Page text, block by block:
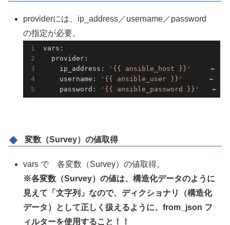
providerには、ip_address／username／password
の指定が必要。
vars:
  provider:
    ip_address:
'{{ ansible_host }}'
←　イン
    username:
'{{ ansible_user }}'
←　認証
    password:
'{{ ansible_password }}' ←　認
変数（Survey）の値取得
vars で 各変数（Survey）の値取得。
※各変数（Survey）の値は、構造化データのように
見えて「文字列」なので、ディクショナリ（構造化
データ）として正しく扱えるように、from_json フ
ィルターを使用すること！！